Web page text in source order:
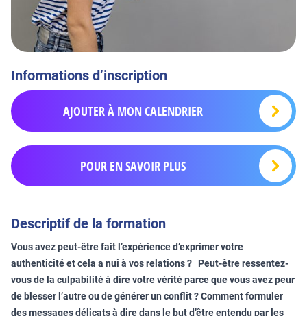
Informations d’inscription
AJOUTER À MON CALENDRIER
POUR EN SAVOIR PLUS
Descriptif de la formation
Vous avez peut-être fait l’expérience d’exprimer votre
authenticité et cela a nui à vos relations ? Peut-être ressentez-
vous de la culpabilité à dire votre vérité parce que vous avez peur
de blesser l’autre ou de générer un conflit ? Comment formuler
des messages délicats à dire dans le but d’être entendu par les